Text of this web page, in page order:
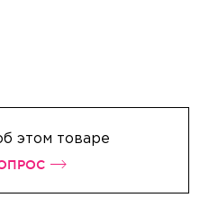
этом товаре